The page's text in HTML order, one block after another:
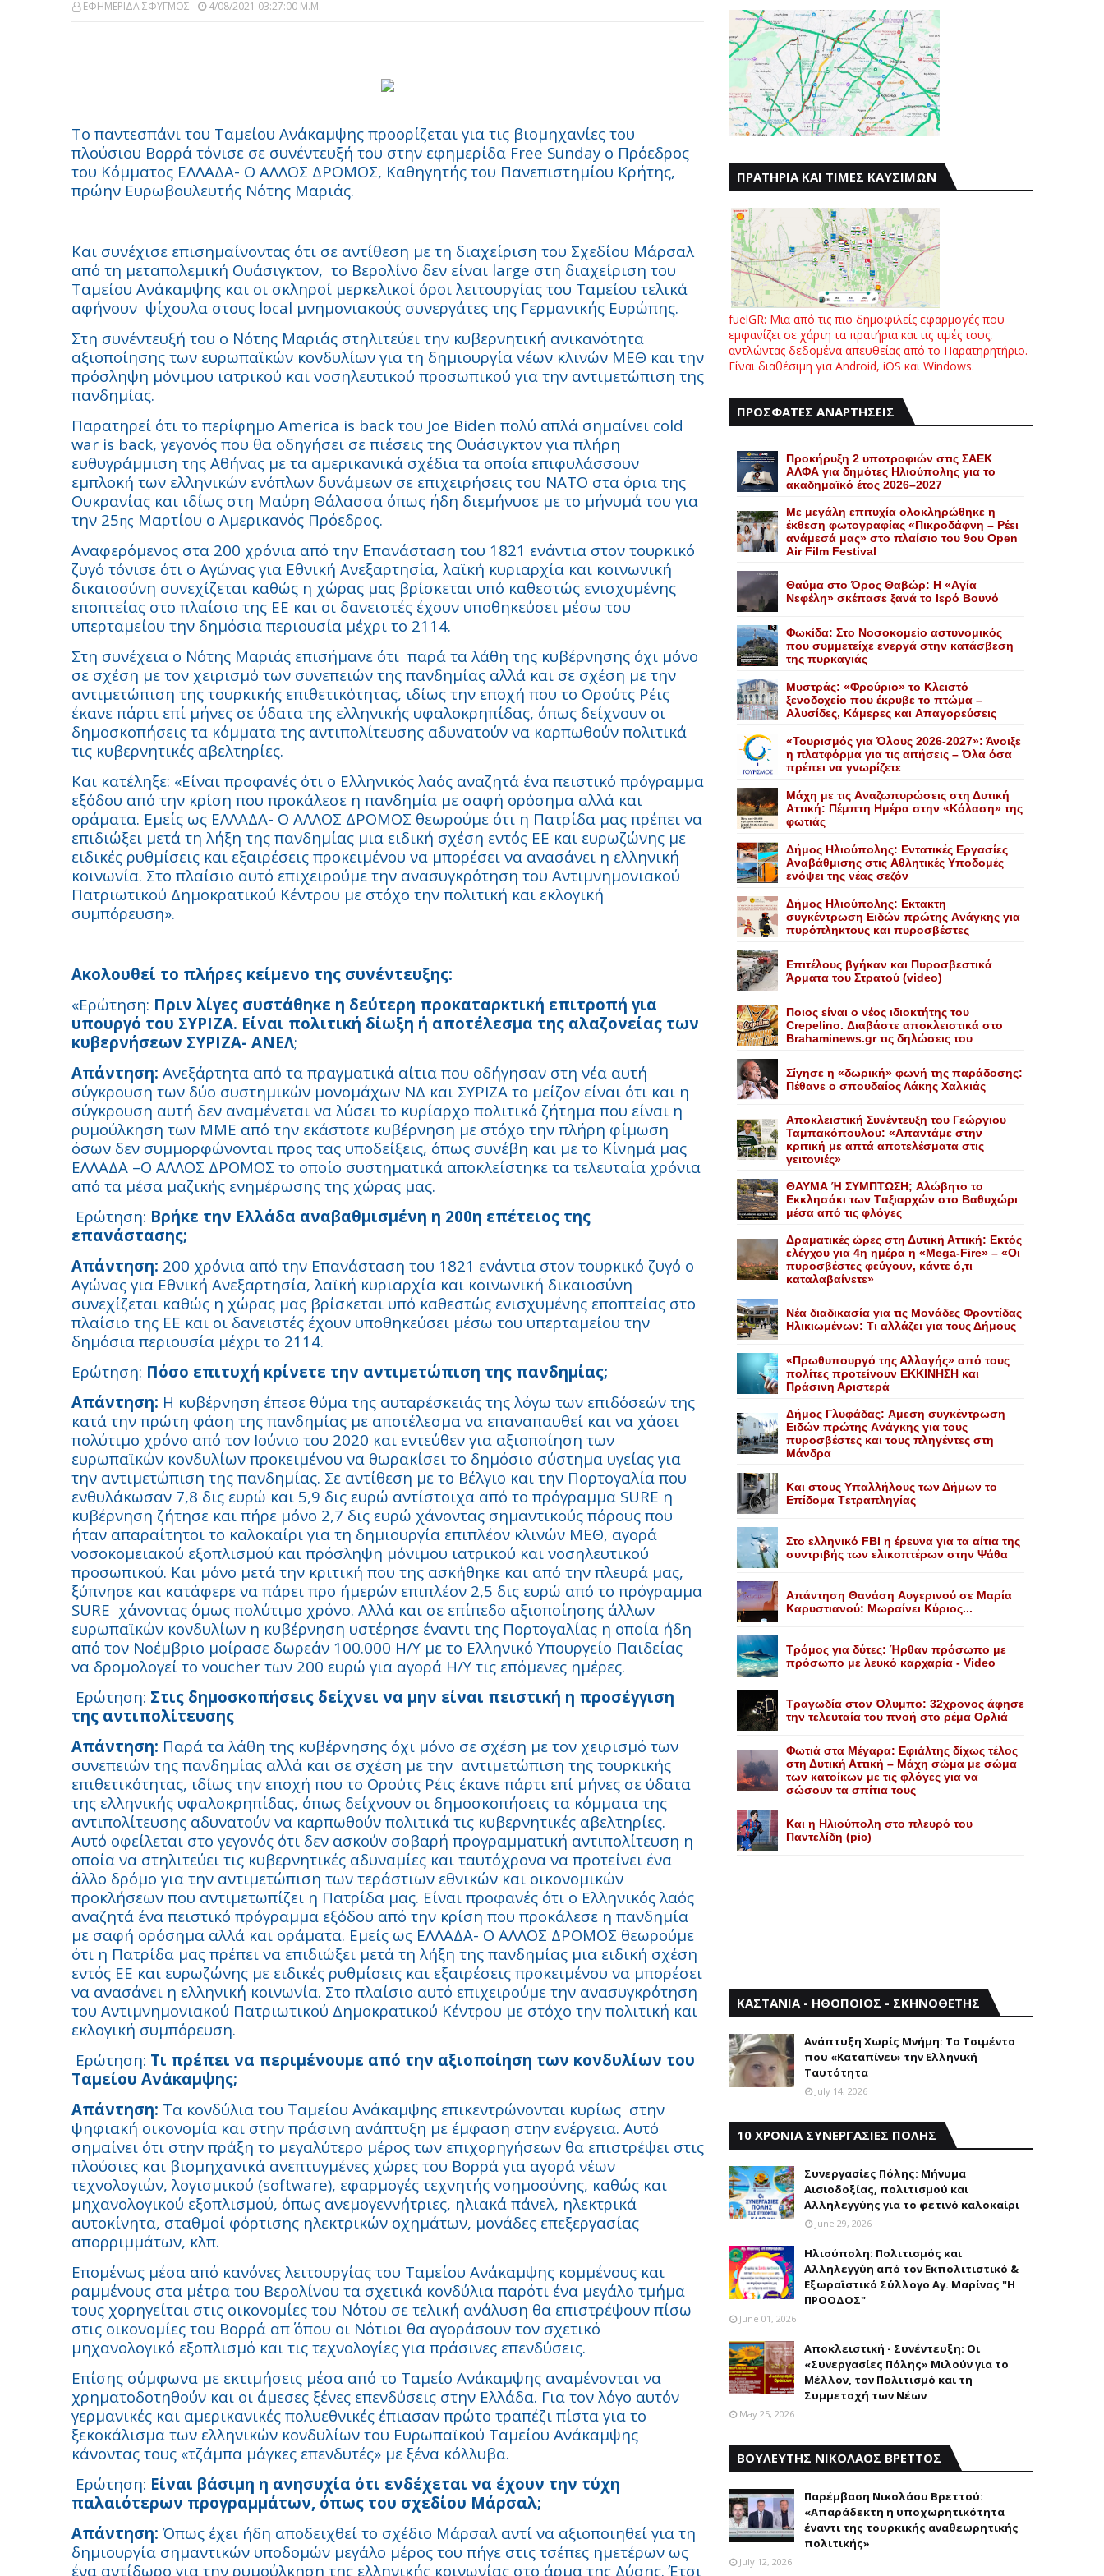
ΕΦΗΜΕΡΙΔΑ ΣΦΥΓΜΟΣ 4/08/2021 03:27:00 Μ.μ.
To παντεσπάνι του Ταμείου Ανάκαμψης προορίζεται για τις βιομηχανίες του
πλούσιου Βορρά τόνισε σε συνέντευξή του στην εφημερίδα Free Sunday ο Πρόεδρος
του Κόμματος ΕΛΛΑΔΑ- Ο ΑΛΛΟΣ ΔΡΟΜΟΣ, Καθηγητής του Πανεπιστημίου Κρήτης,
πρώην Ευρωβουλευτής Νότης Μαριάς.
Και συνέχισε επισημαίνοντας ότι σε αντίθεση με τη διαχείριση του Σχεδίου Μάρσαλ
από τη μεταπολεμική Ουάσιγκτον, το Βερολίνο δεν είναι large στη διαχείριση του
Ταμείου Ανάκαμψης και οι σκληροί μερκελικοί όροι λειτουργίας του Ταμείου τελικά
αφήνουν ψίχουλα στους local μνημονιακούς συνεργάτες της Γερμανικής Ευρώπης.
Στη συνέντευξή του ο Νότης Μαριάς στηλιτεύει την κυβερνητική ανικανότητα
αξιοποίησης των ευρωπαϊκών κονδυλίων για τη δημιουργία νέων κλινών ΜΕΘ και την
πρόσληψη μόνιμου ιατρικού και νοσηλευτικού προσωπικού για την αντιμετώπιση της
πανδημίας.
Παρατηρεί ότι το περίφημο America is back του Joe Biden πολύ απλά σημαίνει cold
war is back, γεγονός που θα οδηγήσει σε πιέσεις της Ουάσιγκτον για πλήρη
ευθυγράμμιση της Αθήνας με τα αμερικανικά σχέδια τα οποία επιφυλάσσουν
εμπλοκή των ελληνικών ενόπλων δυνάμεων σε επιχειρήσεις του ΝΑΤΟ στα όρια της
Ουκρανίας και ιδίως στη Μαύρη Θάλασσα όπως ήδη διεμήνυσε με το μήνυμά του για
την 25ης Μαρτίου ο Αμερικανός Πρόεδρος.
Αναφερόμενος στα 200 χρόνια από την Επανάσταση του 1821 ενάντια στον τουρκικό
ζυγό τόνισε ότι ο Αγώνας για Εθνική Ανεξαρτησία, λαϊκή κυριαρχία και κοινωνική
δικαιοσύνη συνεχίζεται καθώς η χώρας μας βρίσκεται υπό καθεστώς ενισχυμένης
εποπτείας στο πλαίσιο της ΕΕ και οι δανειστές έχουν υποθηκεύσει μέσω του
υπερταμείου την δημόσια περιουσία μέχρι το 2114.
Στη συνέχεια ο Νότης Μαριάς επισήμανε ότι παρά τα λάθη της κυβέρνησης όχι μόνο
σε σχέση με τον χειρισμό των συνεπειών της πανδημίας αλλά και σε σχέση με την
αντιμετώπιση της τουρκικής επιθετικότητας, ιδίως την εποχή που το Ορούτς Ρέις
έκανε πάρτι επί μήνες σε ύδατα της ελληνικής υφαλοκρηπίδας, όπως δείχνουν οι
δημοσκοπήσεις τα κόμματα της αντιπολίτευσης αδυνατούν να καρπωθούν πολιτικά
τις κυβερνητικές αβελτηρίες.
Και κατέληξε: «Είναι προφανές ότι ο Ελληνικός λαός αναζητά ένα πειστικό πρόγραμμα
εξόδου από την κρίση που προκάλεσε η πανδημία με σαφή ορόσημα αλλά και
οράματα. Εμείς ως ΕΛΛΑΔΑ- Ο ΑΛΛΟΣ ΔΡΟΜΟΣ θεωρούμε ότι η Πατρίδα μας πρέπει να
επιδιώξει μετά τη λήξη της πανδημίας μια ειδική σχέση εντός ΕΕ και ευρωζώνης με
ειδικές ρυθμίσεις και εξαιρέσεις προκειμένου να μπορέσει να ανασάνει η ελληνική
κοινωνία. Στο πλαίσιο αυτό επιχειρούμε την ανασυγκρότηση του Αντιμνημονιακού
Πατριωτικού Δημοκρατικού Κέντρου με στόχο την πολιτική και εκλογική
συμπόρευση».
Ακολουθεί το πλήρες κείμενο της συνέντευξης:
«Ερώτηση: Πριν λίγες συστάθηκε η δεύτερη προκαταρκτική επιτροπή για
υπουργό του ΣΥΡΙΖΑ. Είναι πολιτική δίωξη ή αποτέλεσμα της αλαζονείας των
κυβερνήσεων ΣΥΡΙΖΑ- ΑΝΕΛ;
Απάντηση: Ανεξάρτητα από τα πραγματικά αίτια που οδήγησαν στη νέα αυτή
σύγκρουση των δύο συστημικών μονομάχων ΝΔ και ΣΥΡΙΖΑ το μείζον είναι ότι και η
σύγκρουση αυτή δεν αναμένεται να λύσει το κυρίαρχο πολιτικό ζήτημα που είναι η
ρυμούλκηση των ΜΜΕ από την εκάστοτε κυβέρνηση με στόχο την πλήρη φίμωση
όσων δεν συμμορφώνονται προς τας υποδείξεις, όπως συνέβη και με το Κίνημά μας
ΕΛΛΑΔΑ –Ο ΑΛΛΟΣ ΔΡΟΜΟΣ το οποίο συστηματικά αποκλείστηκε τα τελευταία χρόνια
από τα μέσα μαζικής ενημέρωσης της χώρας μας.
Ερώτηση: Βρήκε την Ελλάδα αναβαθμισμένη η 200η επέτειος της
επανάστασης;
Απάντηση: 200 χρόνια από την Επανάσταση του 1821 ενάντια στον τουρκικό ζυγό ο
Αγώνας για Εθνική Ανεξαρτησία, λαϊκή κυριαρχία και κοινωνική δικαιοσύνη
συνεχίζεται καθώς η χώρας μας βρίσκεται υπό καθεστώς ενισχυμένης εποπτείας στο
πλαίσιο της ΕΕ και οι δανειστές έχουν υποθηκεύσει μέσω του υπερταμείου την
δημόσια περιουσία μέχρι το 2114.
Ερώτηση: Πόσο επιτυχή κρίνετε την αντιμετώπιση της πανδημίας;
Απάντηση: Η κυβέρνηση έπεσε θύμα της αυταρέσκειάς της λόγω των επιδόσεών της
κατά την πρώτη φάση της πανδημίας με αποτέλεσμα να επαναπαυθεί και να χάσει
πολύτιμο χρόνο από τον Ιούνιο του 2020 και εντεύθεν για αξιοποίηση των
ευρωπαϊκών κονδυλίων προκειμένου να θωρακίσει το δημόσιο σύστημα υγείας για
την αντιμετώπιση της πανδημίας. Σε αντίθεση με το Βέλγιο και την Πορτογαλία που
ενθυλάκωσαν 7,8 δις ευρώ και 5,9 δις ευρώ αντίστοιχα από το πρόγραμμα SURE η
κυβέρνηση ζήτησε και πήρε μόνο 2,7 δις ευρώ χάνοντας σημαντικούς πόρους που
ήταν απαραίτητοι το καλοκαίρι για τη δημιουργία επιπλέον κλινών ΜΕΘ, αγορά
νοσοκομειακού εξοπλισμού και πρόσληψη μόνιμου ιατρικού και νοσηλευτικού
προσωπικού. Και μόνο μετά την κριτική που της ασκήθηκε και από την πλευρά μας,
ξύπνησε και κατάφερε να πάρει προ ήμερών επιπλέον 2,5 δις ευρώ από το πρόγραμμα
SURE χάνοντας όμως πολύτιμο χρόνο. Αλλά και σε επίπεδο αξιοποίησης άλλων
ευρωπαϊκών κονδυλίων η κυβέρνηση υστέρησε έναντι της Πορτογαλίας η οποία ήδη
από τον Νοέμβριο μοίρασε δωρεάν 100.000 Η/Υ με το Ελληνικό Υπουργείο Παιδείας
να δρομολογεί το voucher των 200 ευρώ για αγορά Η/Υ τις επόμενες ημέρες.
Ερώτηση: Στις δημοσκοπήσεις δείχνει να μην είναι πειστική η προσέγγιση
της αντιπολίτευσης
Απάντηση: Παρά τα λάθη της κυβέρνησης όχι μόνο σε σχέση με τον χειρισμό των
συνεπειών της πανδημίας αλλά και σε σχέση με την αντιμετώπιση της τουρκικής
επιθετικότητας, ιδίως την εποχή που το Ορούτς Ρέις έκανε πάρτι επί μήνες σε ύδατα
της ελληνικής υφαλοκρηπίδας, όπως δείχνουν οι δημοσκοπήσεις τα κόμματα της
αντιπολίτευσης αδυνατούν να καρπωθούν πολιτικά τις κυβερνητικές αβελτηρίες.
Αυτό οφείλεται στο γεγονός ότι δεν ασκούν σοβαρή προγραμματική αντιπολίτευση η
οποία να στηλιτεύει τις κυβερνητικές αδυναμίες και ταυτόχρονα να προτείνει ένα
άλλο δρόμο για την αντιμετώπιση των τεράστιων εθνικών και οικονομικών
προκλήσεων που αντιμετωπίζει η Πατρίδα μας. Είναι προφανές ότι ο Ελληνικός λαός
αναζητά ένα πειστικό πρόγραμμα εξόδου από την κρίση που προκάλεσε η πανδημία
με σαφή ορόσημα αλλά και οράματα. Εμείς ως ΕΛΛΑΔΑ- Ο ΑΛΛΟΣ ΔΡΟΜΟΣ θεωρούμε
ότι η Πατρίδα μας πρέπει να επιδιώξει μετά τη λήξη της πανδημίας μια ειδική σχέση
εντός ΕΕ και ευρωζώνης με ειδικές ρυθμίσεις και εξαιρέσεις προκειμένου να μπορέσει
να ανασάνει η ελληνική κοινωνία. Στο πλαίσιο αυτό επιχειρούμε την ανασυγκρότηση
του Αντιμνημονιακού Πατριωτικού Δημοκρατικού Κέντρου με στόχο την πολιτική και
εκλογική συμπόρευση.
Ερώτηση: Τι πρέπει να περιμένουμε από την αξιοποίηση των κονδυλίων του
Ταμείου Ανάκαμψης;
Απάντηση: Τα κονδύλια του Ταμείου Ανάκαμψης επικεντρώνονται κυρίως στην
ψηφιακή οικονομία και στην πράσινη ανάπτυξη με έμφαση στην ενέργεια. Αυτό
σημαίνει ότι στην πράξη το μεγαλύτερο μέρος των επιχορηγήσεων θα επιστρέψει στις
πλούσιες και βιομηχανικά ανεπτυγμένες χώρες του Βορρά για αγορά νέων
τεχνολογιών, λογισμικού (software), εφαρμογές τεχνητής νοημοσύνης, καθώς και
μηχανολογικού εξοπλισμού, όπως ανεμογεννήτριες, ηλιακά πάνελ, ηλεκτρικά
αυτοκίνητα, σταθμοί φόρτισης ηλεκτρικών οχημάτων, μονάδες επεξεργασίας
απορριμμάτων, κλπ.
Επομένως μέσα από κανόνες λειτουργίας του Ταμείου Ανάκαμψης κομμένους και
ραμμένους στα μέτρα του Βερολίνου τα σχετικά κονδύλια παρότι ένα μεγάλο τμήμα
τους χορηγείται στις οικονομίες του Νότου σε τελική ανάλυση θα επιστρέψουν πίσω
στις οικονομίες του Βορρά απ΄ όπου οι Νότιοι θα αγοράσουν τον σχετικό
μηχανολογικό εξοπλισμό και τις τεχνολογίες για πράσινες επενδύσεις.
Επίσης σύμφωνα με εκτιμήσεις μέσα από το Ταμείο Ανάκαμψης αναμένονται να
χρηματοδοτηθούν και οι άμεσες ξένες επενδύσεις στην Ελλάδα. Για τον λόγο αυτόν
γερμανικές και αμερικανικές πολυεθνικές έπιασαν πρώτο τραπέζι πίστα για το
ξεκοκάλισμα των ελληνικών κονδυλίων του Ευρωπαϊκού Ταμείου Ανάκαμψης
κάνοντας τους «τζάμπα μάγκες επενδυτές» με ξένα κόλλυβα.
Eρώτηση: Είναι βάσιμη η ανησυχία ότι ενδέχεται να έχουν την τύχη
παλαιότερων προγραμμάτων, όπως του σχεδίου Μάρσαλ;
Απάντηση: Όπως έχει ήδη αποδειχθεί το σχέδιο Μάρσαλ αντί να αξιοποιηθεί για τη
δημιουργία σημαντικών υποδομών μεγάλο μέρος του πήγε στις τσέπες ημετέρων ως
ένα αντίδωρο για την ρυμούλκηση της ελληνικής κοινωνίας στο άρμα της Δύσης. Έτσι
ΠΡΑΤΗΡΙΑ ΚΑΙ ΤΙΜΕΣ ΚΑΥΣΙΜΩΝ
fuelGR: Μια από τις πιο δημοφιλείς εφαρμογές που
εμφανίζει σε χάρτη τα πρατήρια και τις τιμές τους,
αντλώντας δεδομένα απευθείας από το Παρατηρητήριο.
Είναι διαθέσιμη για Android, iOS και Windows.
ΠΡΟΣΦΑΤΕΣ ΑΝΑΡΤΗΣΕΙΣ
Προκήρυξη 2 υποτροφιών στις ΣΑΕΚ
ΑΛΦΑ για δημότες Ηλιούπολης για το
ακαδημαϊκό έτος 2026–2027
Με μεγάλη επιτυχία ολοκληρώθηκε η
έκθεση φωτογραφίας «Πικροδάφνη – Ρέει
ανάμεσά μας» στο πλαίσιο του 9ου Open
Air Film Festival
Θαύμα στο Όρος Θαβώρ: H «Aγία
Nεφέλη» σκέπασε ξανά το Iερό Bουνό
Φωκίδα: Στο Νοσοκομείο αστυνομικός
που συμμετείχε ενεργά στην κατάσβεση
της πυρκαγιάς
Mυστράς: «Φρούριο» το Kλειστό
ξενοδοχείο που έκρυβε το πτώμα –
Aλυσίδες, Kάμερες και Aπαγορεύσεις
«Τουρισμός για Όλους 2026-2027»: Άνοιξε
η πλατφόρμα για τις αιτήσεις – Όλα όσα
πρέπει να γνωρίζετε
Mάχη με τις Aναζωπυρώσεις στη Δυτική
Aττική: Πέμπτη Hμέρα στην «Kόλαση» της
φωτιάς
Δήμος Ηλιούπολης: Eντατικές Eργασίες
Aναβάθμισης στις Aθλητικές Yποδομές
ενόψει της νέας σεζόν
Δήμος Ηλιούπολης: Eκτακτη
συγκέντρωση Eιδών πρώτης Aνάγκης για
πυρόπληκτους και πυροσβέστες
Επιτέλους βγήκαν και Πυροσβεστικά
Άρματα του Στρατού (video)
Ποιος είναι ο νέος ιδιοκτήτης του
Crepelino. Διαβάστε αποκλειστικά στο
Brahaminews.gr τις δηλώσεις του
Σίγησε η «δωρική» φωνή της παράδοσης:
Πέθανε o σπουδαίος Λάκης Xαλκιάς
Αποκλειστική Συνέντευξη του Γεώργιου
Ταμπακόπουλου: «Απαντάμε στην
κριτική με απτά αποτελέσματα στις
γειτονιές»
ΘΑΥΜΑ Ή ΣΥΜΠΤΩΣΗ; Aλώβητο το
Eκκλησάκι των Tαξιαρχών στο Bαθυχώρι
μέσα από τις φλόγες
Δραματικές ώρες στη Δυτική Αττική: Εκτός
ελέγχου για 4η ημέρα η «Mega-Fire» – «Οι
πυροσβέστες φεύγουν, κάντε ό,τι
καταλαβαίνετε»
Nέα διαδικασία για τις Mονάδες Φροντίδας
Hλικιωμένων: Tι αλλάζει για τους Δήμους
«Πρωθυπουργό της Αλλαγής» από τους
πολίτες προτείνουν EKKINHΣΗ και
Πράσινη Αριστερά
Δήμος Γλυφάδας: Aμεση συγκέντρωση
Eιδών πρώτης Aνάγκης για τους
πυροσβέστες και τους πληγέντες στη
Mάνδρα
Kαι στους Yπαλλήλους των Δήμων το
Eπίδομα Tετραπληγίας
Στο ελληνικό FBI η έρευνα για τα αίτια της
συντριβής των ελικοπτέρων στην Ψάθα
Aπάντηση Θανάση Aυγερινού σε Mαρία
Kαρυστιανού: Mωραίνει Kύριος...
Τρόμος για δύτες: Ήρθαν πρόσωπο με
πρόσωπο με λευκό καρχαρία - Video
Τραγωδία στον Όλυμπο: 32χρονος άφησε
την τελευταία του πνοή στο ρέμα Ορλιά
Φωτιά στα Μέγαρα: Εφιάλτης δίχως τέλος
στη Δυτική Αττική – Μάχη σώμα με σώμα
των κατοίκων με τις φλόγες για να
σώσουν τα σπίτια τους
Και η Ηλιούπολη στο πλευρό του
Παντελίδη (pic)
ΚΑΣΤΑΝΙΑ - ΗΘΟΠΟΙΟΣ - ΣΚΗΝΟΘΕΤΗΣ
Aνάπτυξη Xωρίς Mνήμη: Το Τσιμέντο
που «Καταπίνει» την Ελληνική
Ταυτότητα
July 14, 2026
10 ΧΡΟΝΙΑ ΣΥΝΕΡΓΑΣΙΕΣ ΠΟΛΗΣ
Συνεργασίες Πόλης: Mήνυμα
Aισιοδοξίας, πολιτισμού και
Aλληλεγγύης για το φετινό καλοκαίρι
June 29, 2026
Ηλιούπολη: Πολιτισμός και
Aλληλεγγύη από τον Εκπολιτιστικό &
Εξωραϊστικό Σύλλογο Αγ. Μαρίνας "Η
ΠΡΟΟΔΟΣ"
June 01, 2026
Αποκλειστική - Συνέντευξη: Οι
«Συνεργασίες Πόλης» Μιλούν για το
Μέλλον, τον Πολιτισμό και τη
Συμμετοχή των Νέων
May 25, 2026
ΒΟΥΛΕΥΤΗΣ ΝΙΚΟΛΑΟΣ ΒΡΕΤΤΟΣ
Παρέμβαση Nικολάου Bρεττού:
«Aπαράδεκτη η υποχωρητικότητα
έναντι της τουρκικής αναθεωρητικής
πολιτικής»
July 12, 2026